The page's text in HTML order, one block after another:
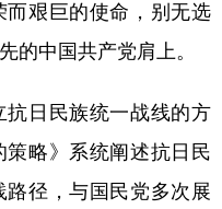
艰巨的使命，别无选
的中国共产党肩上。
日民族统一战线的方
略》系统阐述抗日民
径，与国民党多次展